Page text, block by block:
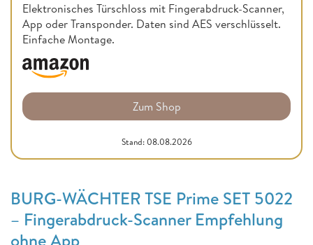
Elektronisches Türschloss mit Fingerabdruck-Scanner,
App oder Transponder. Daten sind AES verschlüsselt.
Einfache Montage.
Zum Shop
Stand: 08.08.2026
BURG-WÄCHTER TSE Prime SET 5022
– Fingerabdruck-Scanner Empfehlung